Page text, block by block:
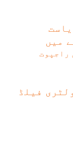
میں
راجپوت
فیلڈ